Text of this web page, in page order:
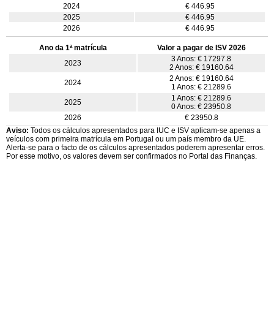
2024
€ 446.95
2025
€ 446.95
2026
€ 446.95
Ano da 1ª matrícula
Valor a pagar de ISV 2026
2023
3 Anos: € 17297.8
2 Anos: € 19160.64
2024
2 Anos: € 19160.64
1 Anos: € 21289.6
2025
1 Anos: € 21289.6
0 Anos: € 23950.8
2026
€ 23950.8
Aviso: Todos os cálculos apresentados para IUC e ISV aplicam-se apenas a
veículos com primeira matrícula em Portugal ou um país membro da UE.
Alerta-se para o facto de os cálculos apresentados poderem apresentar erros.
Por esse motivo, os valores devem ser confirmados no Portal das Finanças.